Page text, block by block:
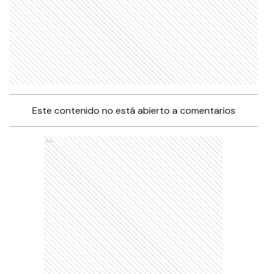
Este contenido no está abierto a comentarios
Ads